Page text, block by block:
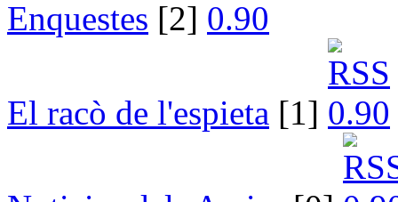
Enquestes [2]
El racò de l'espieta [1]